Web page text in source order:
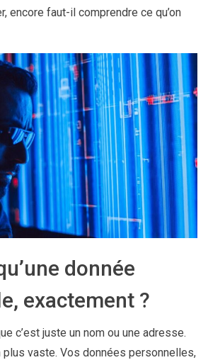
encore faut-il comprendre ce qu’on
donnée
exactement ?
c’est juste un nom ou une adresse.
plus vaste. Vos données personnelles,